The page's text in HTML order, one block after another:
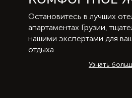
Остановитесь в лучших
апартаментах Грузии,
нашими экспертами для
отдыха
Узнать